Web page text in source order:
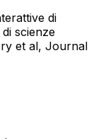
di
scienze
et al, Journal